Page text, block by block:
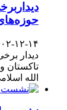
۱۴۰۲-
دیدار
تاکستان
الله